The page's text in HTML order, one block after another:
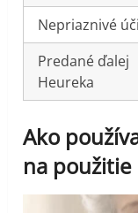
Nepriaznivé
Predané ďalej
Heureka
Ako
na použitie